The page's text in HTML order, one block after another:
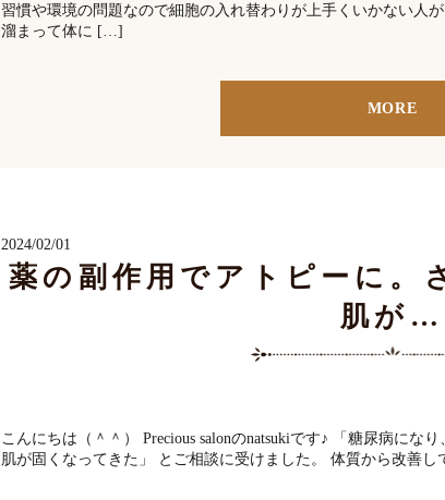
習慣や環境の問題なので細胞の入れ替わりが上手くいかない人
溜まって体に […]
MORE
2024/02/01
薬の副作用でアトピーに。
肌が…
こんにちは（＾＾） Precious salonのnatsukiです♪ 「糖尿病にな
肌が固くなってきた」 とご相談に受けました。 体質から改善